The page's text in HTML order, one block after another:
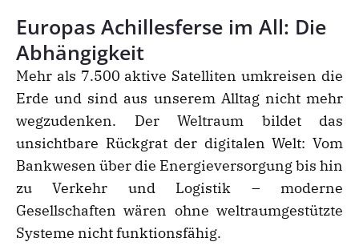
Europas Achillesferse im All: Die
Abhängigkeit
Mehr als 7.500 aktive Satelliten umkreisen die
Erde und sind aus unserem Alltag nicht mehr
wegzudenken. Der Weltraum bildet das
unsichtbare Rückgrat der digitalen Welt: Vom
Bankwesen über die Energieversorgung bis hin
zu Verkehr und Logistik – moderne
Gesellschaften wären ohne weltraumgestützte
Systeme nicht funktionsfähig.